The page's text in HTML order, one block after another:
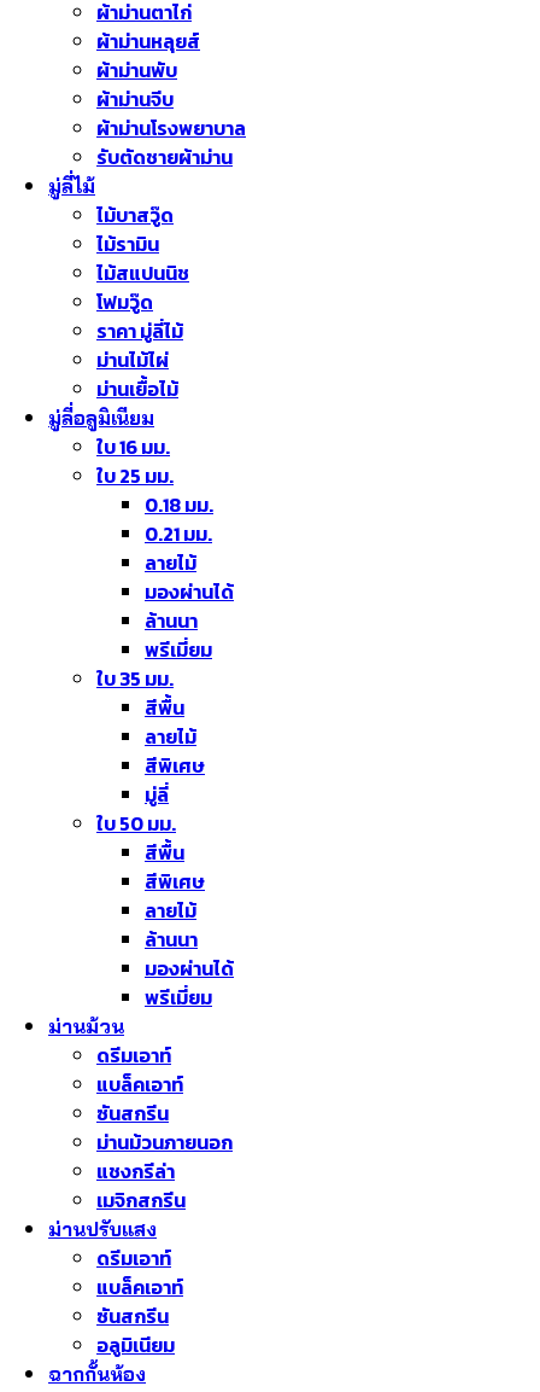
ผ้าม่านตาไก่
ผ้าม่านหลุยส์
ผ้าม่านพับ
ผ้าม่านจีบ
ผ้าม่านโรงพยาบาล
รับตัดชายผ้าม่าน
มู่ลี่ไม้
ไม้บาสวู๊ด
ไม้รามิน
ไม้สแปนนิช
โฟมวู๊ด
ราคา มู่ลี่ไม้
ม่านไม้ไผ่
ม่านเยื้อไม้
มู่ลี่อลูมิเนียม
ใบ 16 มม.
ใบ 25 มม.
0.18 มม.
0.21 มม.
ลายไม้
มองผ่านได้
ล้านนา
พรีเมี่ยม
ใบ 35 มม.
สีพื้น
ลายไม้
สีพิเศษ
มู่ลี่
ใบ 50 มม.
สีพื้น
สีพิเศษ
ลายไม้
ล้านนา
มองผ่านได้
พรีเมี่ยม
ม่านม้วน
ดรีมเอาท์
แบล็คเอาท์
ซันสกรีน
ม่านม้วนภายนอก
แชงกรีล่า
เมจิกสกรีน
ม่านปรับแสง
ดรีมเอาท์
แบล็คเอาท์
ซันสกรีน
อลูมิเนียม
ฉากกั้นห้อง